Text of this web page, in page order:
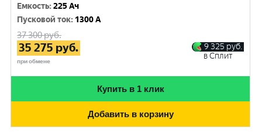
Емкость:225 Ач
Пусковой ток: 1300 A
37 300руб.
35 275 руб.
при обмене
9 325 руб.
в Сплит
Купить в 1 клик
Добавить в корзину